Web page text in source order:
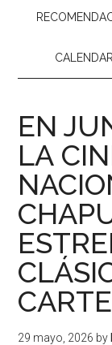
EN
LA
29 mayo, 2026 by